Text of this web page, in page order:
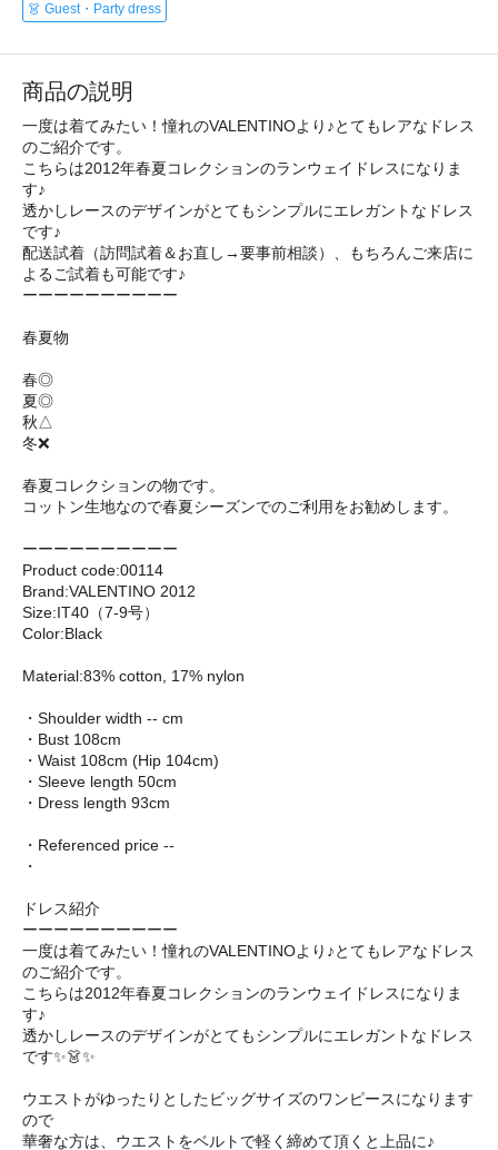
👗 Guest・Party dress
商品の説明
一度は着てみたい！憧れのVALENTINOより♪とてもレアなドレス
のご紹介です。
こちらは2012年春夏コレクションのランウェイドレスになりま
す♪
透かしレースのデザインがとてもシンプルにエレガントなドレス
です♪
配送試着（訪問試着＆お直し→要事前相談）、もちろんご来店に
よるご試着も可能です♪
ーーーーーーーーーー
春夏物
春◎
夏◎
秋△
冬❌
春夏コレクションの物です。
コットン生地なので春夏シーズンでのご利用をお勧めします。
ーーーーーーーーーー
Product code:00114
Brand:VALENTINO 2012
Size:IT40（7-9号）
Color:Black
Material:83% cotton, 17% nylon
・Shoulder width -- cm
・Bust 108cm
・Waist 108cm (Hip 104cm)
・Sleeve length 50cm
・Dress length 93cm
・Referenced price --
・
ドレス紹介
ーーーーーーーーーー
一度は着てみたい！憧れのVALENTINOより♪とてもレアなドレス
のご紹介です。
こちらは2012年春夏コレクションのランウェイドレスになりま
す♪
透かしレースのデザインがとてもシンプルにエレガントなドレス
です✨👗✨
ウエストがゆったりとしたビッグサイズのワンピースになります
ので
華奢な方は、ウエストをベルトで軽く締めて頂くと上品に♪